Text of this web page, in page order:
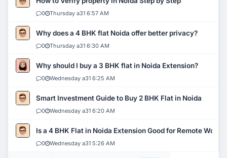
0 Thursday a31 6:57 AM
Why does a 4 BHK flat Noida offer better privacy?
0 Thursday a31 6:30 AM
Why should I buy a 3 BHK flat in Noida Extension?
0 Wednesday a31 6:25 AM
Smart Investment Guide to Buy 2 BHK Flat in Noida
0 Wednesday a31 6:20 AM
Is a 4 BHK Flat in Noida Extension Good for Remote Work?
0 Wednesday a31 5:26 AM